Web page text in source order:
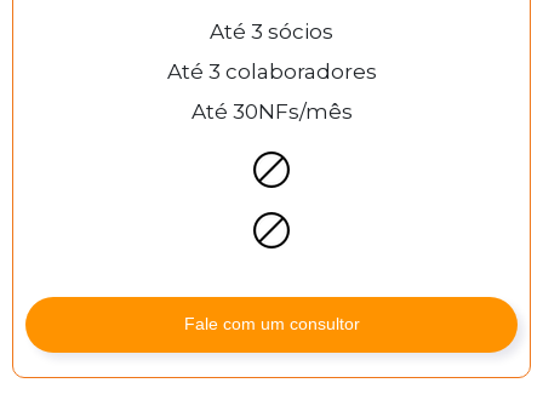
Até 3 sócios
Até 3 colaboradores
Até 30NFs/mês
Fale com um consultor